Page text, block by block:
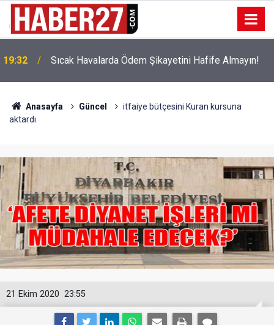
19:32 Sıcak Havalarda Ödem Şikayetini Hafife Almayın!
Anasayfa Güncel
itfaiye bütçesini Kuran kursuna
aktardı
23:55
21 Ekim 2020